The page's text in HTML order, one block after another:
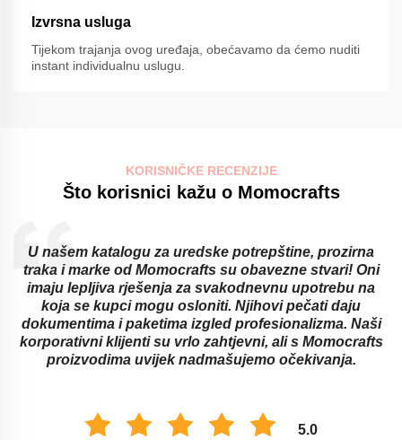
Izvrsna usluga
Tijekom trajanja ovog uređaja, obećavamo da ćemo nuditi
instant individualnu uslugu.
KORISNIČKE RECENZIJE
Što korisnici kažu o Momocrafts
U našem katalogu za uredske potrepštine, prozirna
traka i marke od Momocrafts su obavezne stvari! Oni
imaju lepljiva rješenja za svakodnevnu upotrebu na
koja se kupci mogu osloniti. Njihovi pečati daju
dokumentima i paketima izgled profesionalizma. Naši
korporativni klijenti su vrlo zahtjevni, ali s Momocrafts
proizvodima uvijek nadmašujemo očekivanja.
5.0